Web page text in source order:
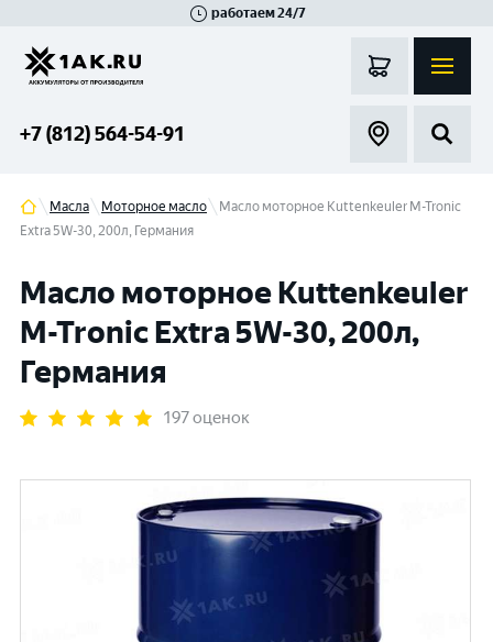
работаем 24/7
+7 (812) 564-54-91
Масла Моторное масло
Масло моторное Kuttenkeuler M-Tronic
Extra 5W-30, 200л, Германия
Масло моторное Kuttenkeuler
M-Tronic Extra 5W-30, 200л,
Германия
197 оценок
Гатчина